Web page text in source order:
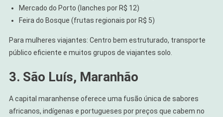
Mercado do Porto (lanches por R$ 12)
Feira do Bosque (frutas regionais por R$ 5)
Para mulheres viajantes: Centro bem estruturado, transporte
público eficiente e muitos grupos de viajantes solo.
3. São Luís, Maranhão
A capital maranhense oferece uma fusão única de sabores
africanos, indígenas e portugueses por preços que cabem no